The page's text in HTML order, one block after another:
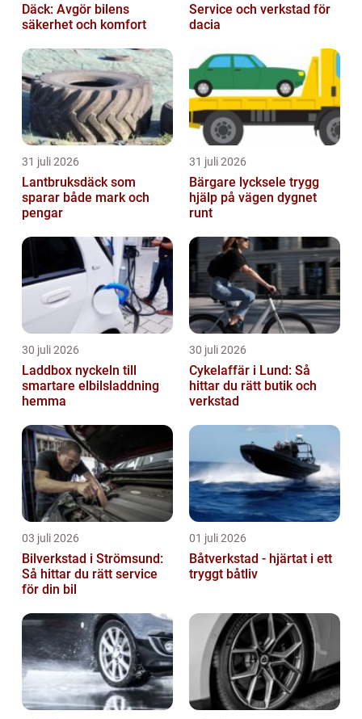
Däck: Avgör bilens
säkerhet och komfort
Service och verkstad för
dacia
31 juli 2026
Lantbruksdäck som
sparar både mark och
pengar
31 juli 2026
Bärgare lycksele trygg
hjälp på vägen dygnet
runt
30 juli 2026
Laddbox nyckeln till
smartare elbilsladdning
hemma
30 juli 2026
Cykelaffär i Lund: Så
hittar du rätt butik och
verkstad
03 juli 2026
Bilverkstad i Strömsund:
Så hittar du rätt service
för din bil
01 juli 2026
Båtverkstad - hjärtat i ett
tryggt båtliv